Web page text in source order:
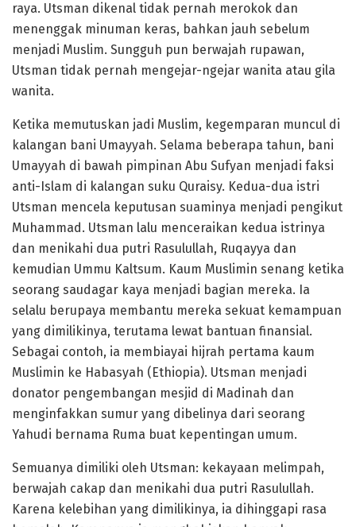
raya. Utsman dikenal tidak pernah merokok dan
menenggak minuman keras, bahkan jauh sebelum
menjadi Muslim. Sungguh pun berwajah rupawan,
Utsman tidak pernah mengejar-ngejar wanita atau gila
wanita.
Ketika memutuskan jadi Muslim, kegemparan muncul di
kalangan bani Umayyah. Selama beberapa tahun, bani
Umayyah di bawah pimpinan Abu Sufyan menjadi faksi
anti-Islam di kalangan suku Quraisy. Kedua-dua istri
Utsman mencela keputusan suaminya menjadi pengikut
Muhammad. Utsman lalu menceraikan kedua istrinya
dan menikahi dua putri Rasulullah, Ruqayya dan
kemudian Ummu Kaltsum. Kaum Muslimin senang ketika
seorang saudagar kaya menjadi bagian mereka. Ia
selalu berupaya membantu mereka sekuat kemampuan
yang dimilikinya, terutama lewat bantuan finansial.
Sebagai contoh, ia membiayai hijrah pertama kaum
Muslimin ke Habasyah (Ethiopia). Utsman menjadi
donator pengembangan mesjid di Madinah dan
menginfakkan sumur yang dibelinya dari seorang
Yahudi bernama Ruma buat kepentingan umum.
Semuanya dimiliki oleh Utsman: kekayaan melimpah,
berwajah cakap dan menikahi dua putri Rasulullah.
Karena kelebihan yang dimilikinya, ia dihinggapi rasa